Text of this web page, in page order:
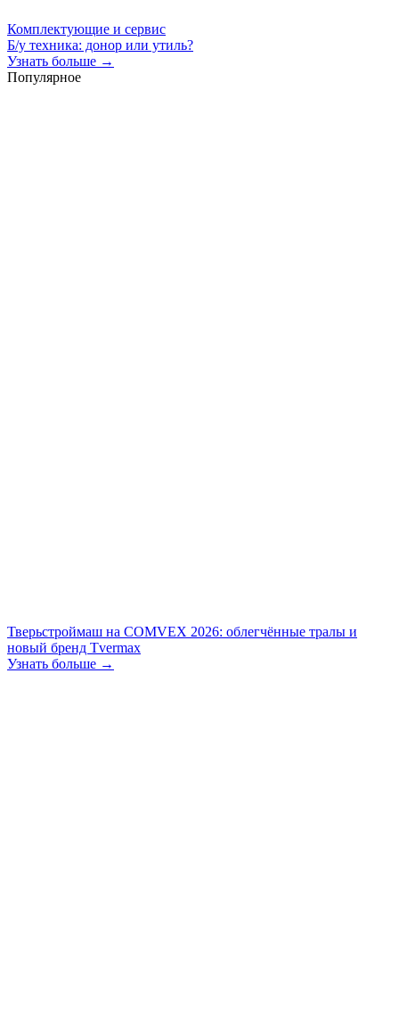
Комплектующие и сервис
Б/у техника: донор или утиль?
Узнать больше →
Популярное
Тверьстроймаш на COMVEX 2026: облегчённые тралы и
новый бренд Tvermax
Узнать больше →